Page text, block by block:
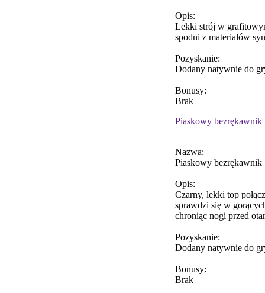
Opis:
Lekki strój w
spodni z materiałów
Pozyskanie:
Dodany natywnie do
Bonusy:
Brak
Piaskowy bezrękawnik
Nazwa:
Piaskowy bezrękawnik
Opis:
Czarny, lekki top
sprawdzi się w
chroniąc nogi przed
Pozyskanie:
Dodany natywnie do
Bonusy:
Brak